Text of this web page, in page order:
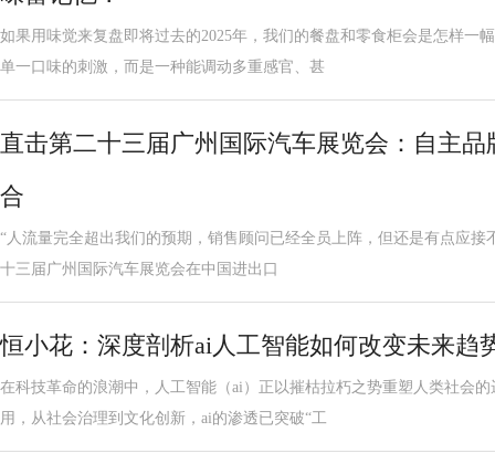
如果用味觉来复盘即将过去的2025年，我们的餐盘和零食柜会是怎样一
单一口味的刺激，而是一种能调动多重感官、甚
直击第二十三届广州国际汽车展览会：自主
合
“人流量完全超出我们的预期，销售顾问已经全员上阵，但还是有点应接
十三届广州国际汽车展览会在中国进出口
恒小花：深度剖析ai人工智能如何改变未来趋
在科技革命的浪潮中，人工智能（ai）正以摧枯拉朽之势重塑人类社会
用，从社会治理到文化创新，ai的渗透已突破“工